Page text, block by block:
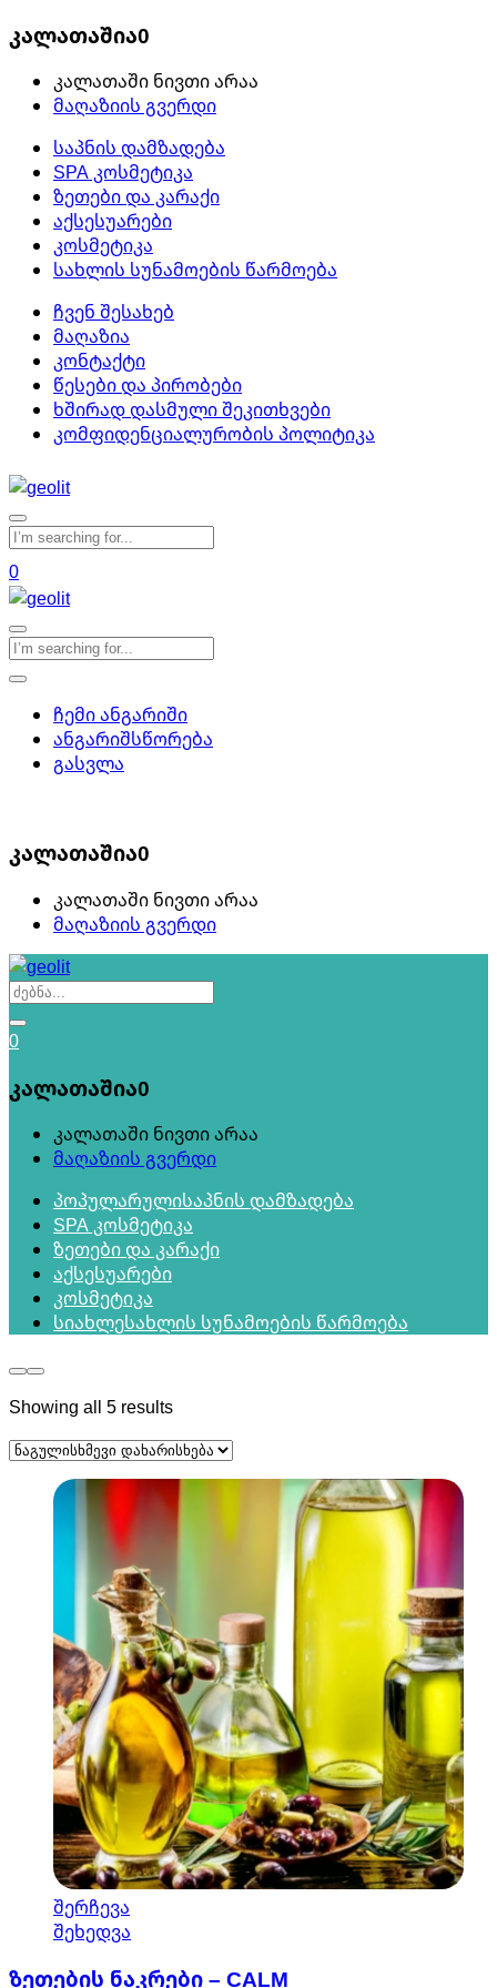
კალათაშია0
კალათაში ნივთი არაა
მაღაზიის გვერდი
საპნის დამზადება
SPA კოსმეტიკა
ზეთები და კარაქი
აქსესუარები
კოსმეტიკა
სახლის სუნამოების წარმოება
ჩვენ შესახებ
მაღაზია
კონტაქტი
წესები და პირობები
ხშირად დასმული შეკითხვები
კომფიდენციალურობის პოლიტიკა
0
ჩემი ანგარიში
ანგარიშსწორება
გასვლა
კალათაშია0
კალათაში ნივთი არაა
მაღაზიის გვერდი
0
კალათაშია0
კალათაში ნივთი არაა
მაღაზიის გვერდი
პოპულარულისაპნის დამზადება
SPA კოსმეტიკა
ზეთები და კარაქი
აქსესუარები
კოსმეტიკა
სიახლესახლის სუნამოების წარმოება
Showing all 5 results
შერჩევა
product
multiple
შეხედვა
ზეთების ნაკრები – CALM